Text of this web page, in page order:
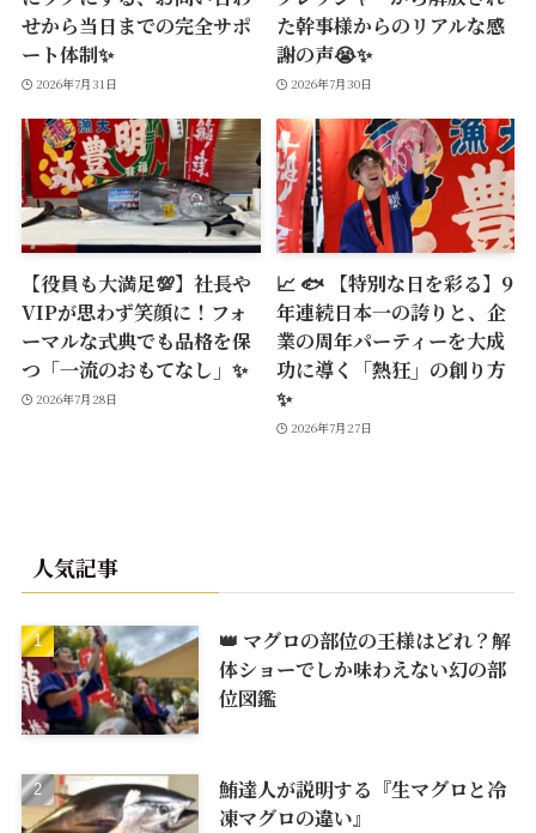
せから当日までの完全サポ
ート体制✨
2026年7月31日
た幹事様からのリアルな感
謝の声😭✨
2026年7月30日
【役員も大満足💯】社長や
VIPが思わず笑顔に！フォ
ーマルな式典でも品格を保
つ「一流のおもてなし」✨
2026年7月28日
📈 🐟 【特別な日を彩る】9
年連続日本一の誇りと、企
業の周年パーティーを大成
功に導く「熱狂」の創り方
✨
2026年7月27日
人気記事
👑 マグロの部位の王様はどれ？解
体ショーでしか味わえない幻の部
位図鑑
鮪達人が説明する『生マグロと冷
凍マグロの違い』